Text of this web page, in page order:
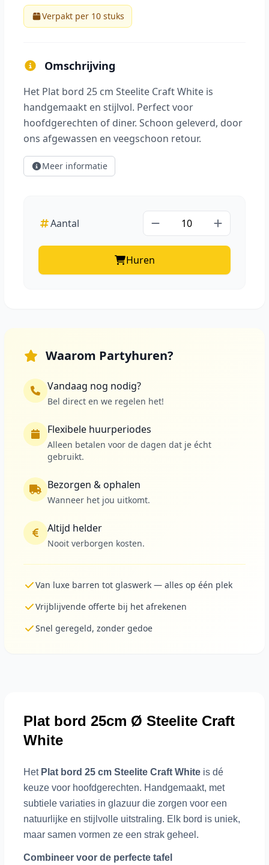
Verpakt per 10 stuks
Omschrijving
Het Plat bord 25 cm Steelite Craft White is
handgemaakt en stijlvol. Perfect voor
hoofdgerechten of diner. Schoon geleverd, door
ons afgewassen en veegschoon retour.
Meer informatie
Aantal
Huren
Waarom Partyhuren?
Vandaag nog nodig?
Bel direct en we regelen het!
Flexibele huurperiodes
Alleen betalen voor de dagen dat je écht
gebruikt.
Bezorgen & ophalen
Wanneer het jou uitkomt.
Altijd helder
Nooit verborgen kosten.
Van luxe barren tot glaswerk — alles op één plek
Vrijblijvende offerte bij het afrekenen
Snel geregeld, zonder gedoe
Plat bord 25cm Ø Steelite Craft
White
Het Plat bord 25 cm Steelite Craft White is dé
keuze voor hoofdgerechten. Handgemaakt, met
subtiele variaties in glazuur die zorgen voor een
natuurlijke en stijlvolle uitstraling. Elk bord is uniek,
maar samen vormen ze een strak geheel.
Combineer voor de perfecte tafel